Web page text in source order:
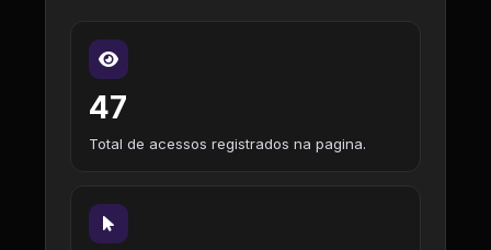
47
Total de acessos registrados na pagina.